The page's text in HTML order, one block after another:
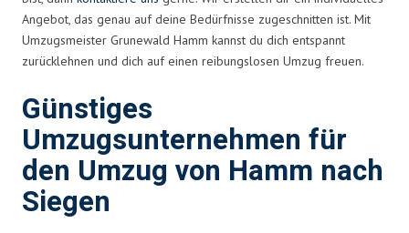
Angebot, das genau auf deine Bedürfnisse zugeschnitten ist. Mit
Umzugsmeister Grunewald Hamm kannst du dich entspannt
zurücklehnen und dich auf einen reibungslosen Umzug freuen.
Günstiges
Umzugsunternehmen für
den Umzug von Hamm nach
Siegen